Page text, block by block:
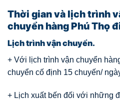
Thời gian và lịch trình
chuyển hàng Phú Thọ
Lịch trình vận chuyển.
+ Với lịch trình vận chuyển
chuyển cố định 15 chuyến/
+ Lịch xuất bến đối với những